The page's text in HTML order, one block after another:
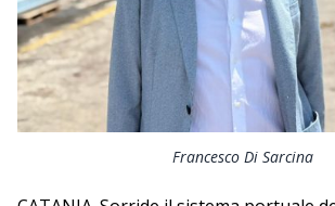
Francesco Di Sarcina